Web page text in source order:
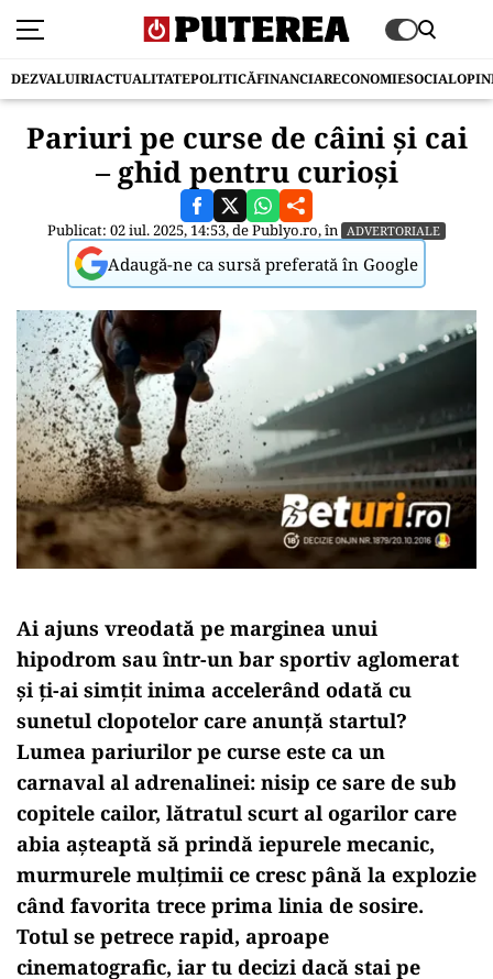
DEZVALUIRIACTUALITATEPOLITICĂFINANCIARECONOMIESOCIAL
Pariuri pe curse de câini și cai
– ghid pentru curioși
Publicat: 02 iul. 2025, 14:53, dePublyo.ro, în ADVERTORIALE
Adaugă-ne ca sursă preferată în Google
Ai ajuns vreodată pe marginea unui
hipodrom sau într-un bar sportiv aglomerat
și ți-ai simțit inima accelerând odată cu
sunetul clopotelor care anunță startul?
Lumea pariurilor pe curse este ca un
carnaval al adrenalinei: nisip ce sare de sub
copitele cailor, lătratul scurt al ogarilor care
abia așteaptă să prindă iepurele mecanic,
murmurele mulțimii ce cresc până la explozie
când favorita trece prima linia de sosire.
Totul se petrece rapid, aproape
cinematografic, iar tu decizi dacă stai pe